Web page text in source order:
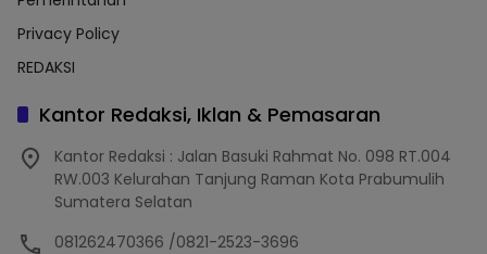
Privacy Policy
REDAKSI
Kantor Redaksi, Iklan & Pemasaran
Kantor Redaksi : Jalan Basuki Rahmat No. 098 RT.004
RW.003 Kelurahan Tanjung Raman Kota Prabumulih
Sumatera Selatan
081262470366 /0821-2523-3696